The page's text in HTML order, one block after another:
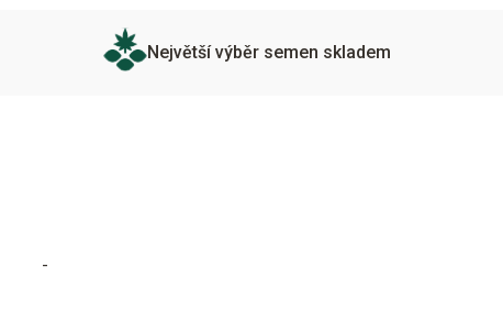
Největší výběr semen skladem
-